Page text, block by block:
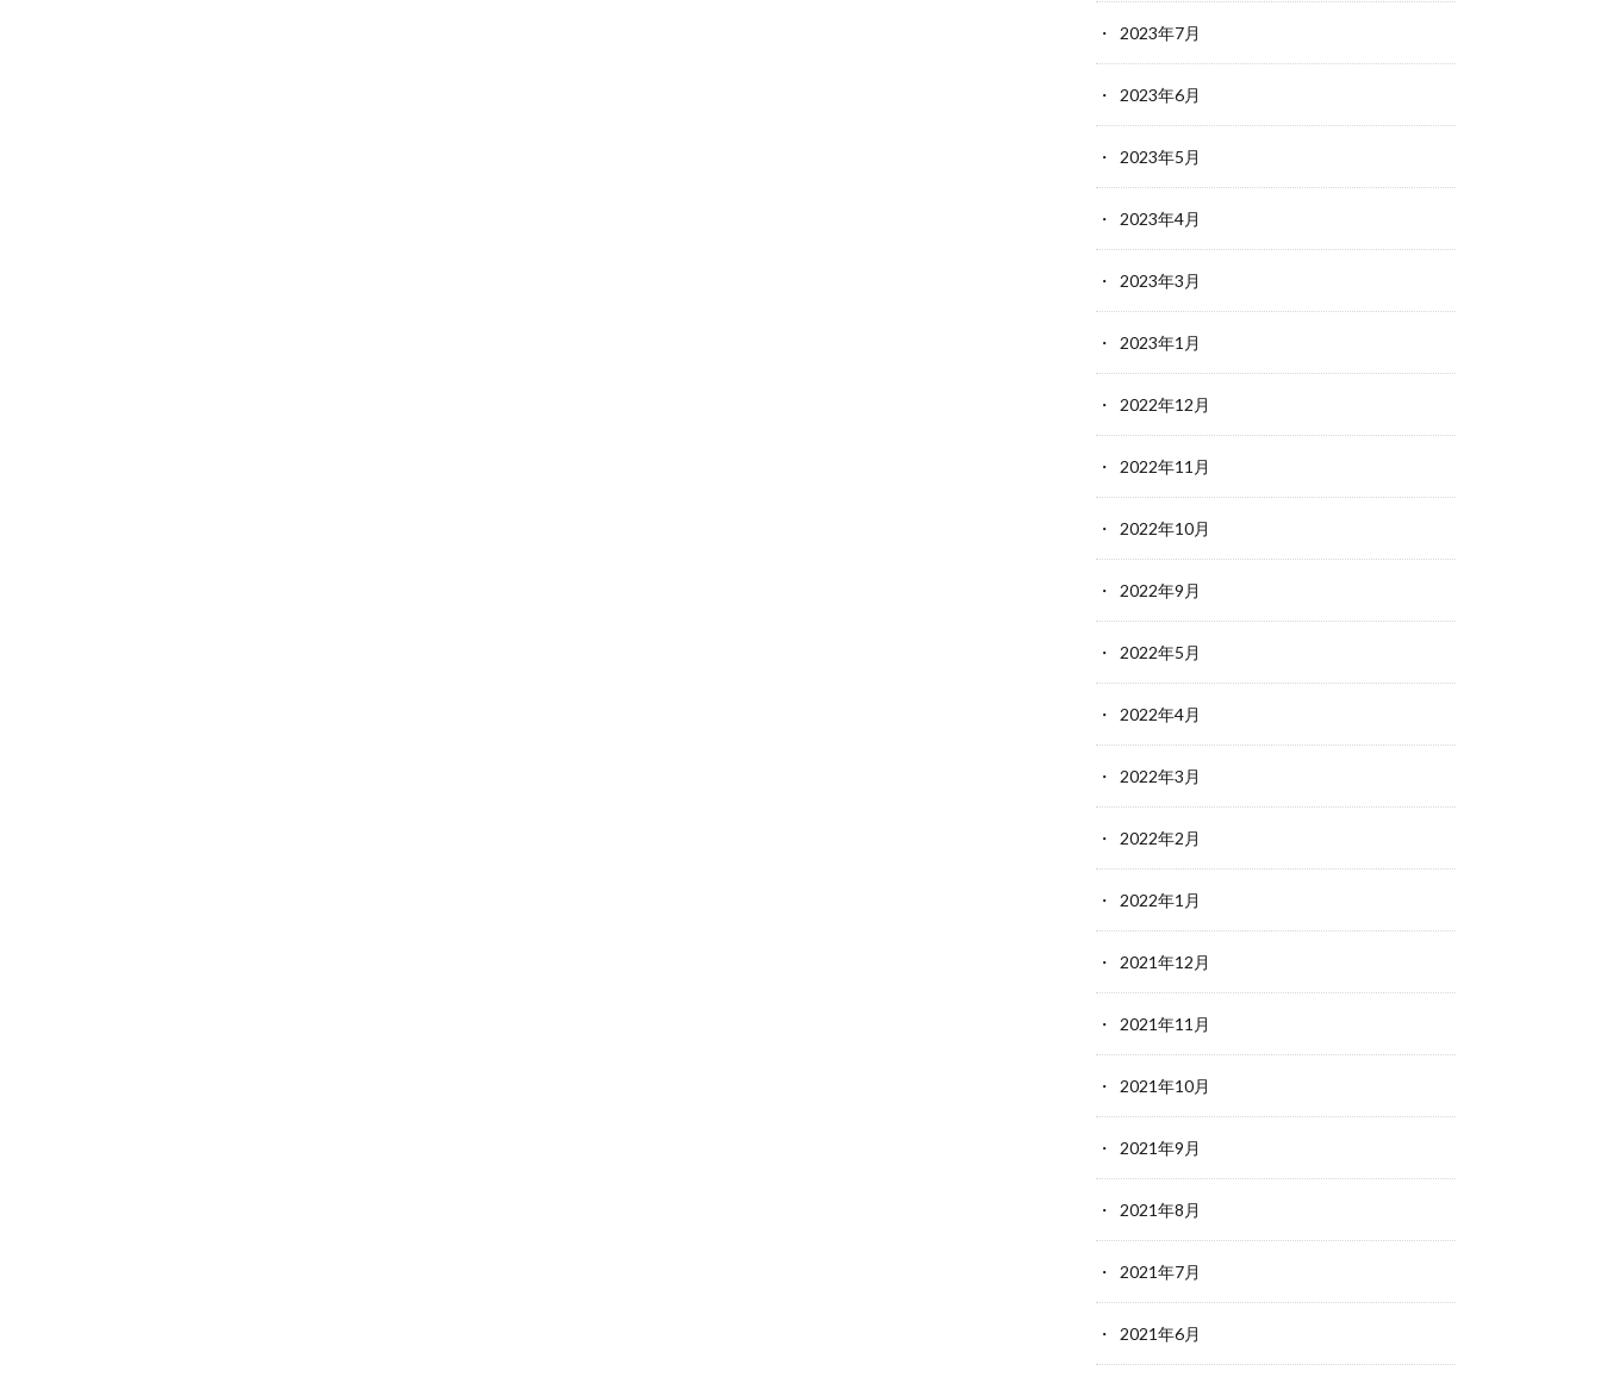
2023年7月
2023年6月
2023年5月
2023年4月
2023年3月
2023年1月
2022年12月
2022年11月
2022年10月
2022年9月
2022年5月
2022年4月
2022年3月
2022年2月
2022年1月
2021年12月
2021年11月
2021年10月
2021年9月
2021年8月
2021年7月
2021年6月